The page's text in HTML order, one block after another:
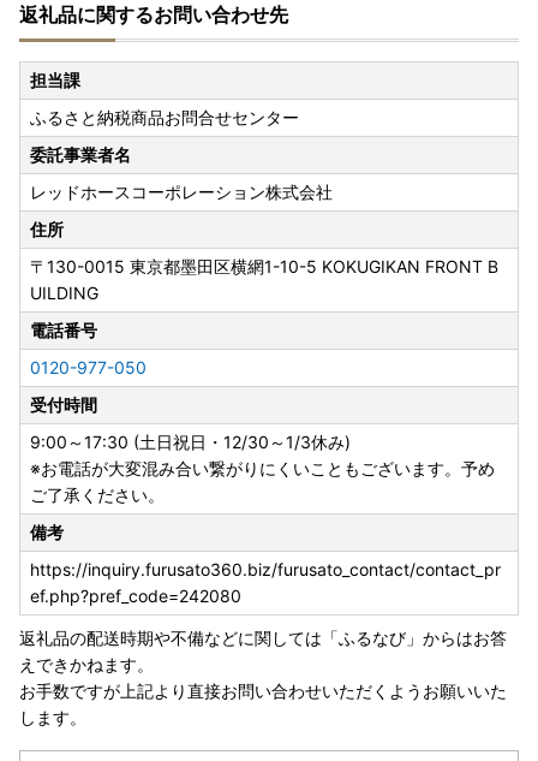
返礼品に関するお問い合わせ先
担当課
ふるさと納税商品お問合せセンター
委託事業者名
レッドホースコーポレーション株式会社
住所
〒130-0015 東京都墨田区横網1-10-5 KOKUGIKAN FRONT B
UILDING
電話番号
0120-977-050
受付時間
9:00～17:30 (土日祝日・12/30～1/3休み)
※お電話が大変混み合い繋がりにくいこともございます。予め
ご了承ください。
備考
https://inquiry.furusato360.biz/furusato_contact/contact_pr
ef.php?pref_code=242080
返礼品の配送時期や不備などに関しては「ふるなび」からはお答
えできかねます。
お手数ですが上記より直接お問い合わせいただくようお願いいた
します。